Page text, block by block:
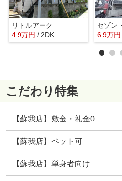
リトルアーク
4.9万円 / 2DK
6.9万円
こだわり特集
【蘇我店】敷金・礼金0
【蘇我店】ペット可
【蘇我店】単身者向け